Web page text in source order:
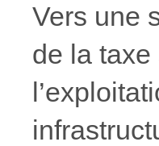
Vers une
de la taxe